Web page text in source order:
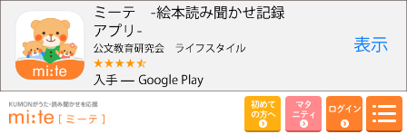
初めて
の方へ
マタ
ニティ
ログイン